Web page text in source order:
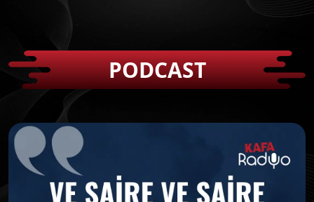
PODCAST